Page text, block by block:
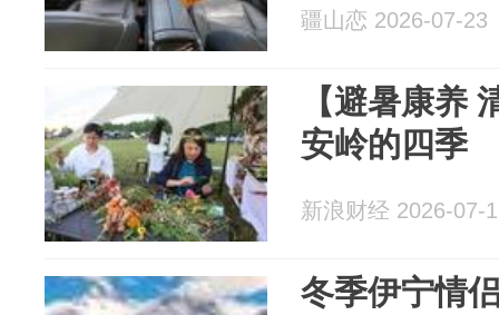
疆山恋 2026-07-23
【避暑康养
安岭的四季
新浪财经 2026-07-
冬季伊宁情